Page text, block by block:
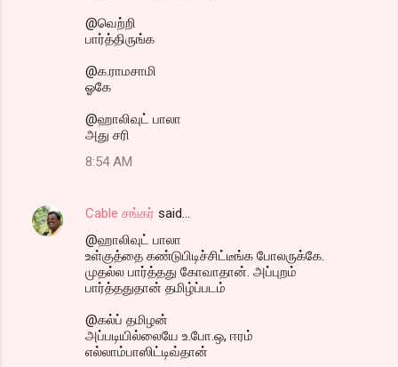
@வெற்றி
பார்த்திருங்க
@க.ராமசாமி
ஓகே
@ஹாலிவுட் பாலா
அது சரி
8:54 AM
Cable சங்கர் said…
@ஹாலிவுட் பாலா
உள்குத்தை கண்டுபிடிச்சிட்டீங்க போலருக்கே.
முதல்ல பார்த்தது கோவாதான். அப்புறம்
பார்த்ததுதான் தமிழ்ப்படம்
@கல்ப் தமிழன்
அப்படியில்லையே உ.போ.ஒ, ஈரம்
எல்லாம்பாஸிட்டிவ்தான்